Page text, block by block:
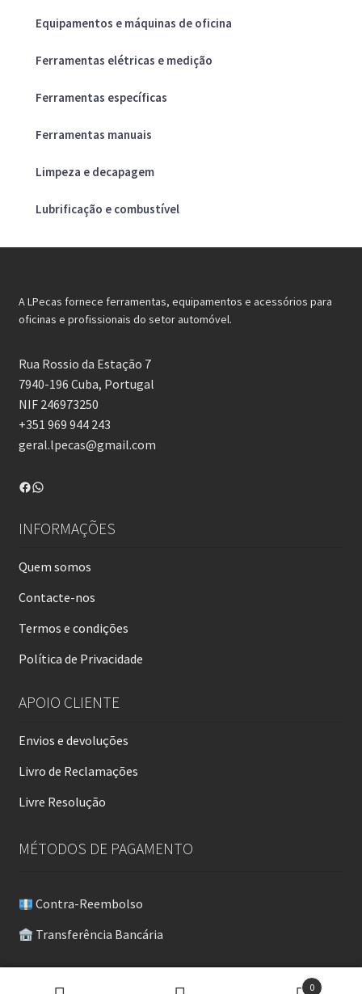
Equipamentos e máquinas de oficina
Ferramentas elétricas e medição
Ferramentas específicas
Ferramentas manuais
Limpeza e decapagem
Lubrificação e combustível
A LPecas fornece ferramentas, equipamentos e acessórios para
oficinas e profissionais do setor automóvel.
Rua Rossio da Estação 7
7940-196 Cuba, Portugal
NIF 246973250
+351 969 944 243
geral.lpecas@gmail.com
Facebook
WhatsApp
INFORMAÇÕES
Quem somos
Contacte-nos
Termos e condições
Política de Privacidade
APOIO CLIENTE
Envios e devoluções
Livro de Reclamações
Livre Resolução
MÉTODOS DE PAGAMENTO
Contra-Reembolso
Transferência Bancária
© LPeças 2026 0